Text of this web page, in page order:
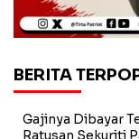
BERITA
Gajinya Dibayar
Ratusan Sekuriti